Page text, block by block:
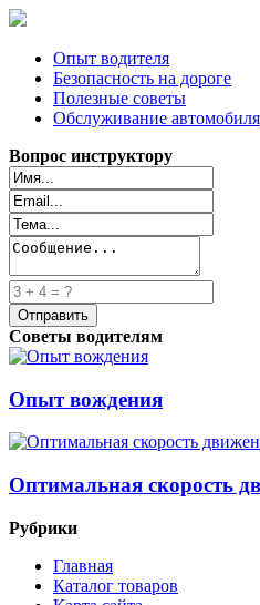
Опыт водителя
Безопасность на дороге
Полезные советы
Обслуживание автомобиля
Вопрос инструктору
Советы водителям
Опыт вождения
Оптимальная скорость
Рубрики
Главная
Каталог товаров